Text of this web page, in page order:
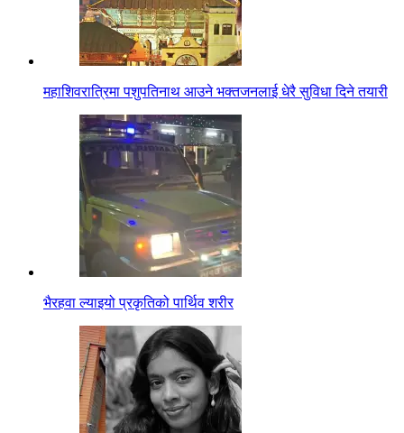
महाशिवरात्रिमा पशुपतिनाथ आउने भक्तजनलाई धेरै सुविधा दिने तयारी
भैरहवा ल्याइयो प्रकृतिको पार्थिव शरीर